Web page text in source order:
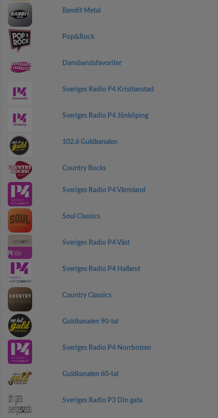
Bandit Metal
Pop&Rock
Dansbandsfavoriter
Sveriges Radio P4 Kristianstad
Sveriges Radio P4 Jönköping
102.6 Guldkanalen
Country Rocks
Sveriges Radio P4 Värmland
Soul Classics
Sveriges Radio P4 Väst
Sveriges Radio P4 Halland
Country Classics
Guldkanalen 90-tal
Sveriges Radio P4 Norrbotten
Guldkanalen 60-tal
Sveriges Radio P3 Din gata